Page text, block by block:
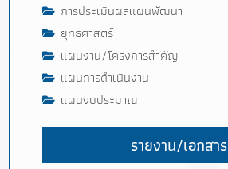
การประเมินผลแผนพัฒนา
ยุทธศาสตร์
แผนงาน/โครงการสำคัญ
แผนการดำเนินงาน
แผนงบประมาณ
รายงาน/เอกสาร